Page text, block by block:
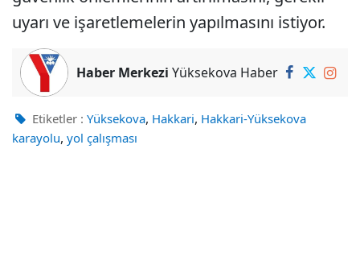
uyarı ve işaretlemelerin yapılmasını istiyor.
Haber Merkezi Yüksekova Haber
Etiketler : Yüksekova, Hakkari, Hakkari-Yüksekova
karayolu, yol çalışması